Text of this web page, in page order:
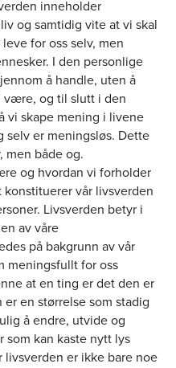
inneholder
og samtidig vite at vi skal
for oss selv, men
I den personlige
å handle, uten å
være, og til slutt i den
vi skape mening i livene
selv er meningsløs. Dette
men både og.
og hvordan vi forholder
vår livsverden
Livsverden betyr i
av våre
på bakgrunn av vår
meningsfullt for oss
at en ting er det den er
en størrelse som stadig
å endre, utvide og
som kan kaste nytt lys
livsverden er ikke bare noe